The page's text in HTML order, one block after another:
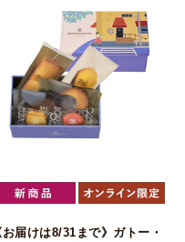
お届けは8/31まで》ガトー・